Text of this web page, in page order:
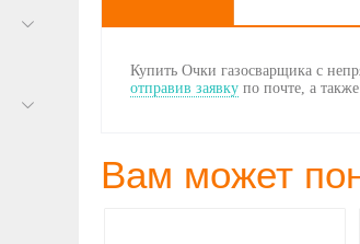
Купить Очки газосварщика с
отправив заявку по почте, а
Вам может